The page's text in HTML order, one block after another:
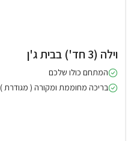
וילה (3 חד') בבית ג'ן
המתחם כולו שלכם
בריכה מחוממת ומקורה ( מגודרת )